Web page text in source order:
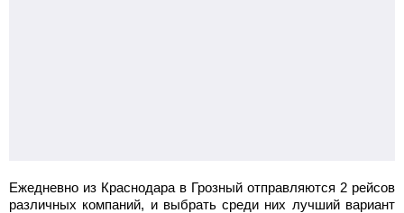
Ежедневно из Краснодара в Грозный отправляются 2 рейсов
различных компаний, и выбрать среди них лучший вариант